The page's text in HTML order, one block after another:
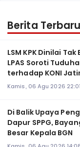
Berita Terbaru
LSM KPK Dinilai
LPAS Soroti
terhadap KONI
Kamis, 06 Agu 2026
Di Balik Upaya
Dapur SPPG,
Besar Kepala BGN